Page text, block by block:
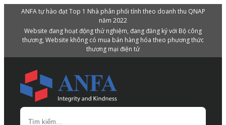
ANFA tự hào đạt Top 1 Nhà phân phối tính theo doanh thu QNAP
năm 2022
Website đang hoạt động thử nghiệm, đang đăng ký với Bộ công
thương, Website không có mua bán hàng hóa theo phương thức
thương mại điện tử
Search